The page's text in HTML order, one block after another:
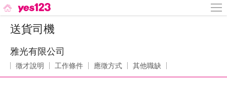
送貨司機
雅光有限公司
徵才說明 工作條件 應徵方式 其他職缺